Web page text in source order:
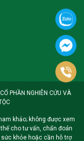
PHẦN NGHIÊN CỨU VÀ
khảo; không được xem
cho tư vấn, chẩn đoán
sức khỏe hoặc cần hỗ trợ